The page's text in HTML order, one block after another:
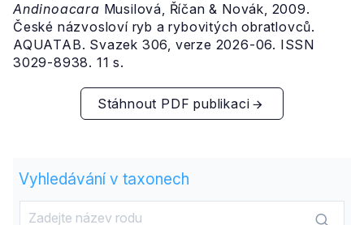
Andinoacara Musilová, Říčan & Novák, 2009.
České názvosloví ryb a rybovitých obratlovců.
AQUATAB. Svazek 306, verze 2026-06. ISSN
3029-8938. 11 s.
Stáhnout PDF publikaci
Vyhledávání v taxonech